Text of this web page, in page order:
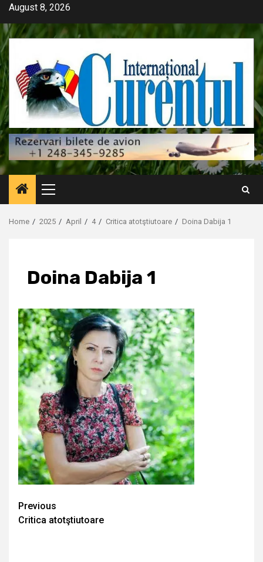
Skip
content
August 8, 2026
Primary
Menu
Home 2025 April 4 Critica atotştiutoare Doina Dabija 1
Doina Dabija 1
Continue
Reading
Previous
Critica atotştiutoare